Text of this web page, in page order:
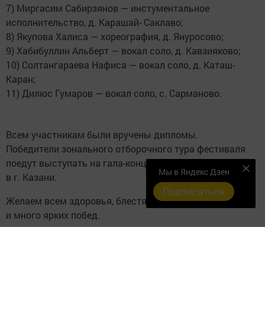
7) Миргасим Сабирзянов — инстументальное
исполнительство, д. Карашай- Саклаво;
8) Якупова Халиса — хореография, д. Януросово;
9) Хабибуллин Альберт — вокал соло, д. Кавзияково;
10) Солтангараева Нафиса — вокал соло, д. Каташ-
Каран;
11) Дилюс Гумаров — вокал соло, с. Сарманово.
Всем участникам были вручены дипломы.
Победители зонального отборочного тура фестиваля
поедут выступать на гала-концерт, который состоится
в г. Казани.
Желаем всем здоровья, блестящих творческих успехов
и много ярких побед.
Мы в Яндекс Дзен
Подписаться